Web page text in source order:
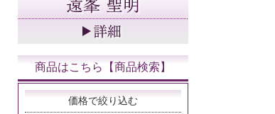
商品はこちら【商品検索】
価格で絞り込む